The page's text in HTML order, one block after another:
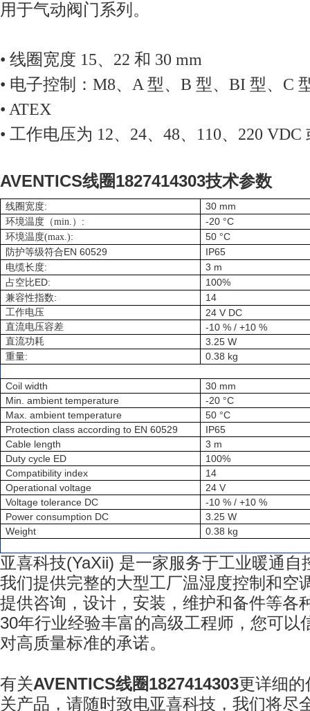
用于气动阀门系列。
• 线圈宽度 15、22 和 30 mm
• 电子控制：M8、A 型、B 型、BI 型、C
• ATEX
• 工作电压为 12、24、48、110、220 VDC
AVENTICS线圈1827414303技术参数
线圈宽度: 30 mm
环境温度（min.） : -20 °C
环境温度(max.): 50 °C
防护等级符合EN 60529 IP65
电缆长度: 3 m
占空比ED: 100%
兼容性指数: 14
工作电压 24 V DC
直流电压容差 -10 % / +10 %
直流功耗 3.25 W
重量: 0.38 kg
Coil width
30 mm
Min. ambient temperature
-20 °C
Max. ambient temperature
50 °C
Protection class according to EN 60529
IP65
Cable length
3 m
Duty cycle ED
100%
Compatibility index
14
Operational voltage
24 V
Voltage tolerance DC
-10 % / +10 %
Power consumption DC
3.25 W
Weight
0.38 kg
亚喜科技(YaXii) 是一家服务于工业暖通自
我们提供完整的大型工厂温湿度控制和空
提供咨询，设计，安装，维护和备件等各
30年行业经验丰富的高级工程师，您可以
对高质量标准的承诺。
有关AVENTICS线圈1827414303更详细
关产品，请随时致电亚喜科技 ，我们将尽